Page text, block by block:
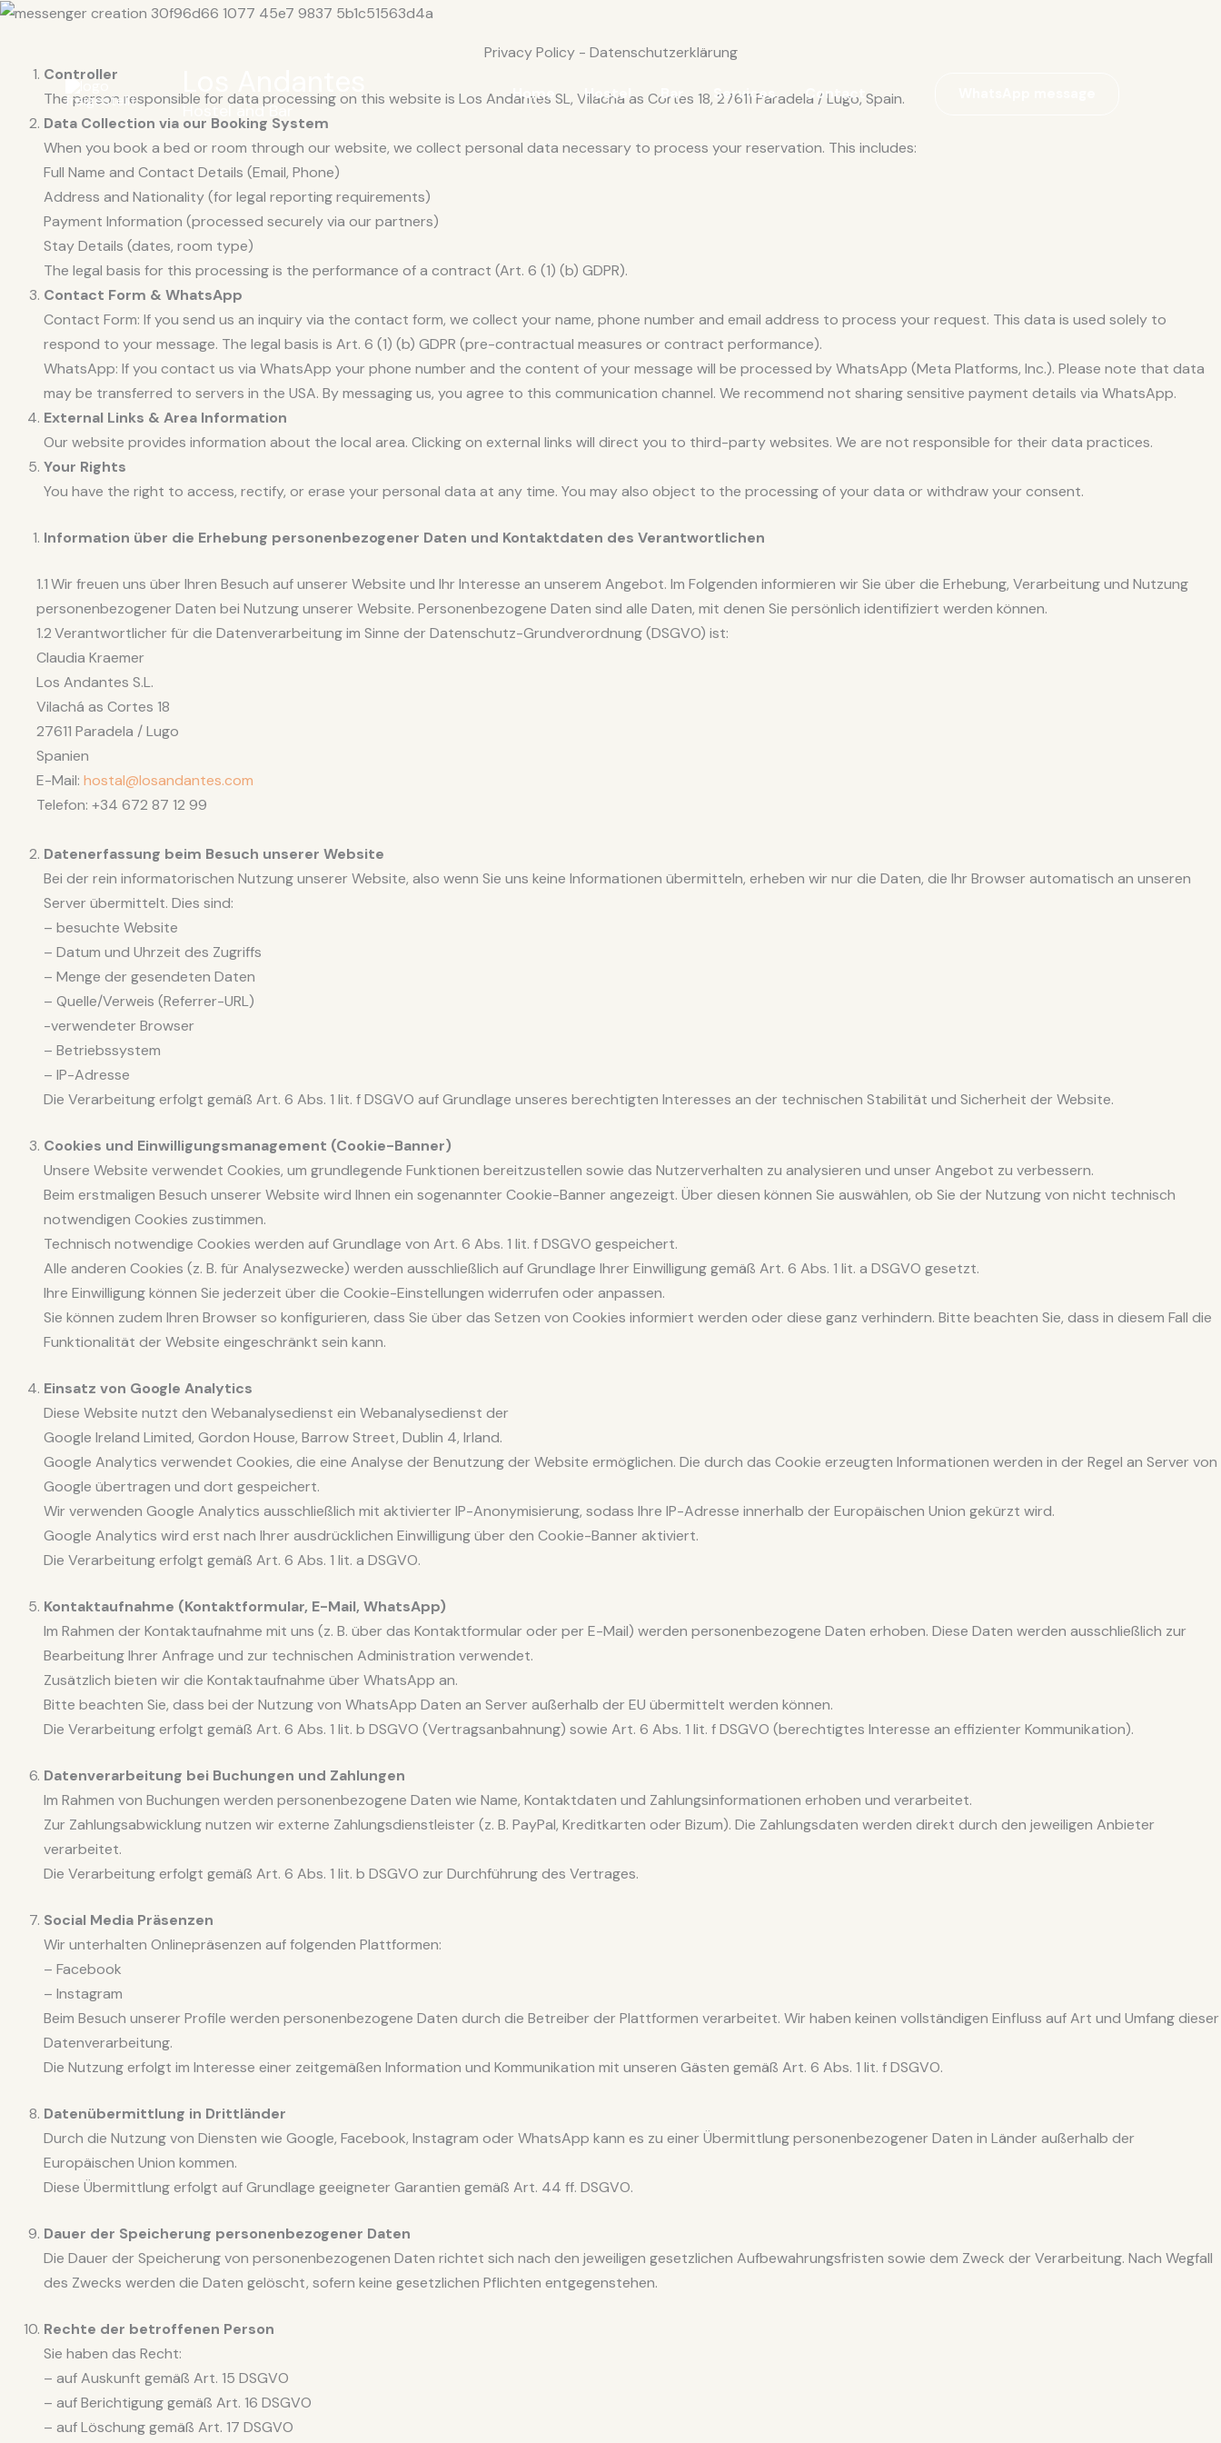
Zum
Hostel and Bar
Home Hostel Bar Services Contact
Privacy Policy - Datenschutzerklärung
Controller
The person responsible for data processing on this website is Los Andantes SL, Vilachá as Cortes 18, 27611 Paradela / Lugo, Spain.
Data Collection via our Booking System
When you book a bed or room through our website, we collect personal data necessary to process your reservation. This includes:
Full Name and Contact Details (Email, Phone)
Address and Nationality (for legal reporting requirements)
Payment Information (processed securely via our partners)
Stay Details (dates, room type)
The legal basis for this processing is the performance of a contract (Art. 6 (1) (b) GDPR).
Contact Form & WhatsApp
Contact Form: If you send us an inquiry via the contact form, we collect your name, phone number and email address to process your request. This data is used solely to
respond to your message. The legal basis is Art. 6 (1) (b) GDPR (pre-contractual measures or contract performance).
WhatsApp: If you contact us via WhatsApp your phone number and the content of your message will be processed by WhatsApp (Meta Platforms, Inc.). Please note that data
may be transferred to servers in the USA. By messaging us, you agree to this communication channel. We recommend not sharing sensitive payment details via WhatsApp.
External Links & Area Information
Our website provides information about the local area. Clicking on external links will direct you to third-party websites. We are not responsible for their data practices.
Your Rights
You have the right to access, rectify, or erase your personal data at any time. You may also object to the processing of your data or withdraw your consent.
Information über die Erhebung personenbezogener Daten und Kontaktdaten des Verantwortlichen
1.1 Wir freuen uns über Ihren Besuch auf unserer Website und Ihr Interesse an unserem Angebot. Im Folgenden informieren wir Sie über die Erhebung, Verarbeitung und Nutzung
personenbezogener Daten bei Nutzung unserer Website. Personenbezogene Daten sind alle Daten, mit denen Sie persönlich identifiziert werden können.
1.2 Verantwortlicher für die Datenverarbeitung im Sinne der Datenschutz-Grundverordnung (DSGVO) ist:
Claudia Kraemer
Los Andantes S.L.
Vilachá as Cortes 18
27611 Paradela / Lugo
Spanien
E-Mail: hostal@losandantes.com
Telefon: +34 672 87 12 99
Datenerfassung beim Besuch unserer Website
Bei der rein informatorischen Nutzung unserer Website, also wenn Sie uns keine Informationen übermitteln, erheben wir nur die Daten, die Ihr Browser automatisch an unseren
Server übermittelt. Dies sind:
– besuchte Website
– Datum und Uhrzeit des Zugriffs
– Menge der gesendeten Daten
– Quelle/Verweis (Referrer-URL)
-verwendeter Browser
– Betriebssystem
– IP-Adresse
Die Verarbeitung erfolgt gemäß Art. 6 Abs. 1 lit. f DSGVO auf Grundlage unseres berechtigten Interesses an der technischen Stabilität und Sicherheit der Website.
Cookies und Einwilligungsmanagement (Cookie-Banner)
Unsere Website verwendet Cookies, um grundlegende Funktionen bereitzustellen sowie das Nutzerverhalten zu analysieren und unser Angebot zu verbessern.
Beim erstmaligen Besuch unserer Website wird Ihnen ein sogenannter Cookie-Banner angezeigt. Über diesen können Sie auswählen, ob Sie der Nutzung von nicht technisch
notwendigen Cookies zustimmen.
Technisch notwendige Cookies werden auf Grundlage von Art. 6 Abs. 1 lit. f DSGVO gespeichert.
Alle anderen Cookies (z. B. für Analysezwecke) werden ausschließlich auf Grundlage Ihrer Einwilligung gemäß Art. 6 Abs. 1 lit. a DSGVO gesetzt.
Ihre Einwilligung können Sie jederzeit über die Cookie-Einstellungen widerrufen oder anpassen.
Sie können zudem Ihren Browser so konfigurieren, dass Sie über das Setzen von Cookies informiert werden oder diese ganz verhindern. Bitte beachten Sie, dass in diesem Fall die
Funktionalität der Website eingeschränkt sein kann.
Einsatz von Google Analytics
Diese Website nutzt den Webanalysedienst ein Webanalysedienst der
Google Ireland Limited, Gordon House, Barrow Street, Dublin 4, Irland.
Google Analytics verwendet Cookies, die eine Analyse der Benutzung der Website ermöglichen. Die durch das Cookie erzeugten Informationen werden in der Regel an Server von
Google übertragen und dort gespeichert.
Wir verwenden Google Analytics ausschließlich mit aktivierter IP-Anonymisierung, sodass Ihre IP-Adresse innerhalb der Europäischen Union gekürzt wird.
Google Analytics wird erst nach Ihrer ausdrücklichen Einwilligung über den Cookie-Banner aktiviert.
Die Verarbeitung erfolgt gemäß Art. 6 Abs. 1 lit. a DSGVO.
Kontaktaufnahme (Kontaktformular, E-Mail, WhatsApp)
Im Rahmen der Kontaktaufnahme mit uns (z. B. über das Kontaktformular oder per E-Mail) werden personenbezogene Daten erhoben. Diese Daten werden ausschließlich zur
Bearbeitung Ihrer Anfrage und zur technischen Administration verwendet.
Zusätzlich bieten wir die Kontaktaufnahme über WhatsApp an.
Bitte beachten Sie, dass bei der Nutzung von WhatsApp Daten an Server außerhalb der EU übermittelt werden können.
Die Verarbeitung erfolgt gemäß Art. 6 Abs. 1 lit. b DSGVO (Vertragsanbahnung) sowie Art. 6 Abs. 1 lit. f DSGVO (berechtigtes Interesse an effizienter Kommunikation).
Datenverarbeitung bei Buchungen und Zahlungen
Im Rahmen von Buchungen werden personenbezogene Daten wie Name, Kontaktdaten und Zahlungsinformationen erhoben und verarbeitet.
Zur Zahlungsabwicklung nutzen wir externe Zahlungsdienstleister (z. B. PayPal, Kreditkarten oder Bizum). Die Zahlungsdaten werden direkt durch den jeweiligen Anbieter
verarbeitet.
Die Verarbeitung erfolgt gemäß Art. 6 Abs. 1 lit. b DSGVO zur Durchführung des Vertrages.
Social Media Präsenzen
Wir unterhalten Onlinepräsenzen auf folgenden Plattformen:
– Facebook
– Instagram
Beim Besuch unserer Profile werden personenbezogene Daten durch die Betreiber der Plattformen verarbeitet. Wir haben keinen vollständigen Einfluss auf Art und Umfang dieser
Datenverarbeitung.
Die Nutzung erfolgt im Interesse einer zeitgemäßen Information und Kommunikation mit unseren Gästen gemäß Art. 6 Abs. 1 lit. f DSGVO.
Datenübermittlung in Drittländer
Durch die Nutzung von Diensten wie Google, Facebook, Instagram oder WhatsApp kann es zu einer Übermittlung personenbezogener Daten in Länder außerhalb der
Europäischen Union kommen.
Diese Übermittlung erfolgt auf Grundlage geeigneter Garantien gemäß Art. 44 ff. DSGVO.
Dauer der Speicherung personenbezogener Daten
Die Dauer der Speicherung von personenbezogenen Daten richtet sich nach den jeweiligen gesetzlichen Aufbewahrungsfristen sowie dem Zweck der Verarbeitung. Nach Wegfall
des Zwecks werden die Daten gelöscht, sofern keine gesetzlichen Pflichten entgegenstehen.
Rechte der betroffenen Person
Sie haben das Recht:
– auf Auskunft gemäß Art. 15 DSGVO
– auf Berichtigung gemäß Art. 16 DSGVO
– auf Löschung gemäß Art. 17 DSGVO